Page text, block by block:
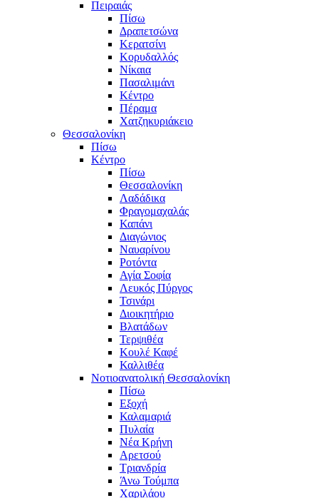
Πειραιάς
Πίσω
Δραπετσώνα
Κερατσίνι
Κορυδαλλός
Νίκαια
Πασαλιμάνι
Κέντρο
Πέραμα
Χατζηκυριάκειο
Θεσσαλονίκη
Πίσω
Κέντρο
Πίσω
Θεσσαλονίκη
Λαδάδικα
Φραγομαχαλάς
Καπάνι
Διαγώνιος
Ναυαρίνου
Ροτόντα
Αγία Σοφία
Λευκός Πύργος
Τσινάρι
Διοικητήριο
Βλατάδων
Τερψιθέα
Κουλέ Καφέ
Καλλιθέα
Νοτιοανατολική Θεσσαλονίκη
Πίσω
Εξοχή
Καλαμαριά
Πυλαία
Νέα Κρήνη
Αρετσού
Τριανδρία
Άνω Τούμπα
Χαριλάου